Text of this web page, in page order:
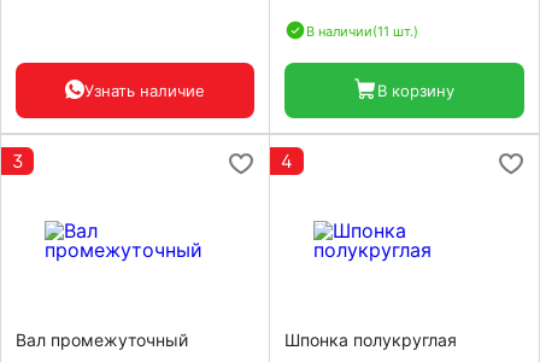
Узнать наличие
В наличии(11 шт.)
В корзину
3
Вал промежуточный
4
Шпонка полукруглая